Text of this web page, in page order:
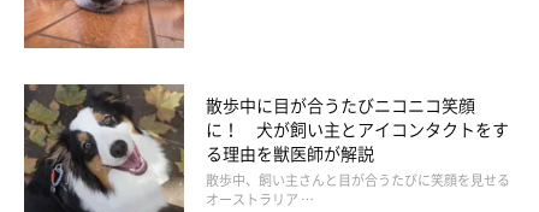
散歩中に目が合うたびニコニコ笑顔
に！ 犬が飼い主とアイコンタクトをす
る理由を獣医師が解説
散歩中、飼い主さんと目が合うたびに笑顔を見せる
オーストラリア …